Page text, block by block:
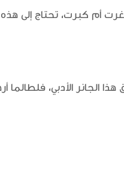
أم كبرت، تحتاج إلى
الأدبي، فلطالما